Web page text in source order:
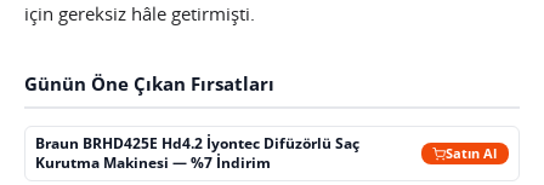
için gereksiz hâle getirmişti.
Günün Öne Çıkan Fırsatları
Braun BRHD425E Hd4.2 İyontec Difüzörlü Saç
Kurutma Makinesi — %7 İndirim
Satın Al